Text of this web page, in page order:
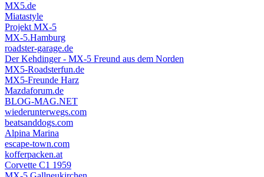
MX5.de
Miatastyle
Projekt MX-5
MX-5.Hamburg
roadster-garage.de
Der Kehdinger - MX-5 Freund aus dem Norden
MX5-Roadsterfun.de
MX5-Freunde Harz
Mazdaforum.de
BLOG-MAG.NET
wiederunterwegs.com
beatsanddogs.com
Alpina Marina
escape-town.com
kofferpacken.at
Corvette C1 1959